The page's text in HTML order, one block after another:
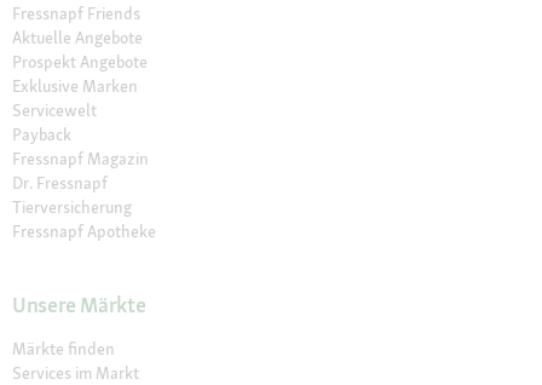
Fressnapf Friends
Aktuelle Angebote
Prospekt Angebote
Exklusive Marken
Servicewelt
Payback
Fressnapf Magazin
Dr. Fressnapf
Tierversicherung
Fressnapf Apotheke
Unsere Märkte
Märkte finden
Services im Markt